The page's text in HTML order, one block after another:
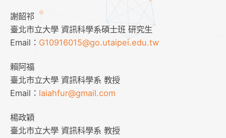
謝韶祁
臺北市立大學 資訊科學系碩士班 研究生
Email： G10916015@go.utaipei.edu.tw
賴阿福
臺北市立大學 資訊科學系 教授
Email： laiahfur@gmail.com
楊政穎
臺北市立大學 資訊科學系 教授